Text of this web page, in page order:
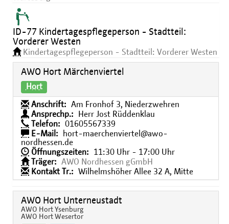
ID-77 Kindertagespflegeperson - Stadtteil:
Vorderer Westen
Kindertagespflegeperson - Stadtteil: Vorderer Westen
AWO Hort Märchenviertel
Hort
Anschrift:
Am Fronhof 3, Niederzwehren
Ansprechp.:
Herr Jost Rüddenklau
Telefon:
01605567339
E-Mail:
hort-maerchenviertel@awo-
nordhessen.de
Öffnungszeiten:
11:30 Uhr - 17:00 Uhr
Träger:
AWO Nordhessen gGmbH
Kontakt Tr.:
Wilhelmshöher Allee 32 A, Mitte
AWO Hort Unterneustadt
AWO Hort Ysenburg
AWO Hort Wesertor